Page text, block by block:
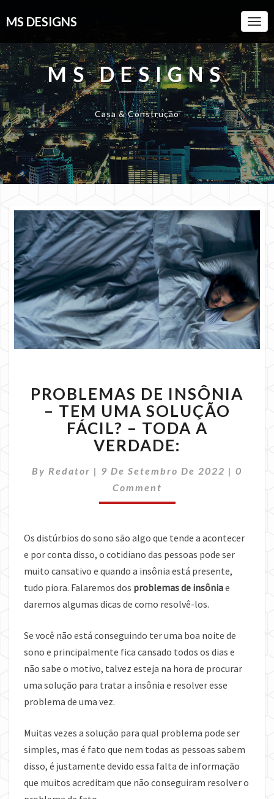
MS DESIGNS
MS DESIGNS
Casa & Construção
DE
INSÔNIA
–
TEM
UMA
FÁCIL?
–
TODA
PROBLEMAS DE INSÔNIA
– TEM UMA SOLUÇÃO
FÁCIL? – TODA A
VERDADE:
By Redator | 9 De Setembro De 2022 | 0
Comment
Os distúrbios do sono são algo que tende a acontecer
e por conta disso, o cotidiano das pessoas pode ser
muito cansativo e quando a insônia está presente,
tudo piora. Falaremos dos problemas de insôniae
daremos algumas dicas de como resolvê-los.
Se você não está conseguindo ter uma boa noite de
sono e principalmente fica cansado todos os dias e
não sabe o motivo, talvez esteja na hora de procurar
uma solução para tratar a insônia e resolver esse
problema de uma vez.
Muitas vezes a solução para qual problema pode ser
simples, mas é fato que nem todas as pessoas sabem
disso, é justamente devido essa falta de informação
que muitos acreditam que não conseguiram resolver o